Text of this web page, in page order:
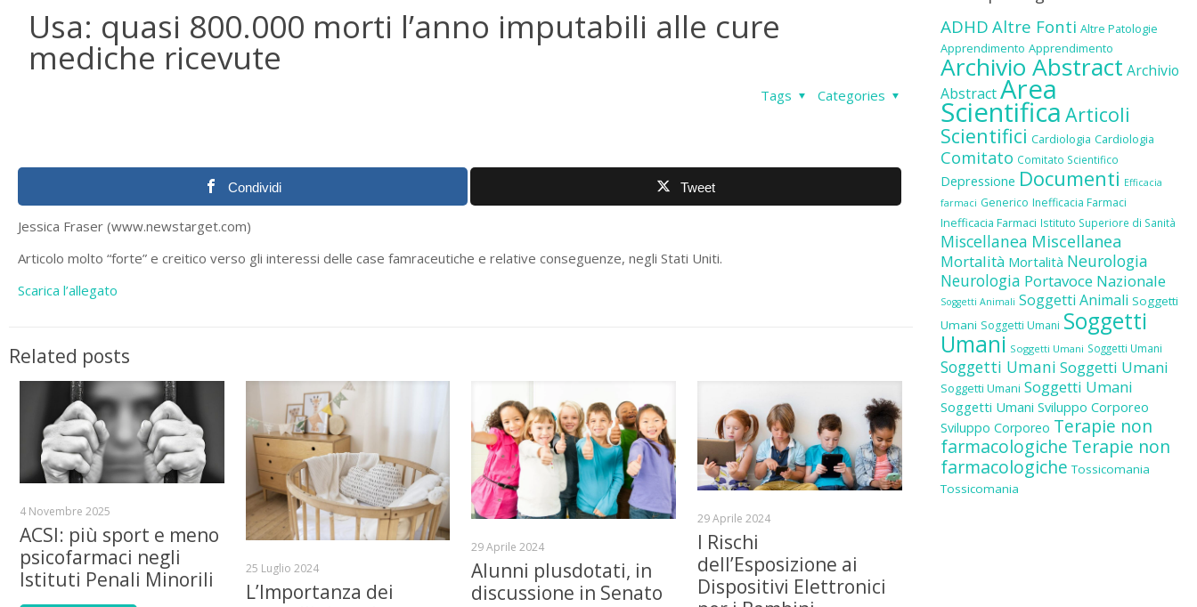
Usa: quasi 800.000 morti l’anno imputabili alle cure
mediche ricevute
Categories
Tags
Condividi Tweet
Jessica Fraser (www.newstarget.com)
Articolo molto “forte” e creitico verso gli interessi delle case famraceutiche e relative conseguenze, negli Stati Uniti.
Scarica l’allegato
Related posts
4 Novembre 2025
ACSI: più sport e meno
psicofarmaci negli
Istituti Penali Minorili
25 Luglio 2024
L’Importanza dei
29 Aprile 2024
Alunni plusdotati, in
discussione in Senato
29 Aprile 2024
I Rischi
dell’Esposizione ai
Dispositivi Elettronici
ADHD Altre Fonti Altre Patologie
Apprendimento Apprendimento
Archivio Abstract Archivio
AbstractArea
Scientifica Articoli
Scientifici Cardiologia Cardiologia
Comitato Comitato Scientifico
Depressione Documenti Efficacia
farmaci Generico Inefficacia Farmaci
Inefficacia Farmaci Istituto Superiore di Sanità
Miscellanea Miscellanea
Mortalità Mortalità Neurologia
Neurologia Portavoce Nazionale
Soggetti Animali Soggetti Animali Soggetti
Umani Soggetti Umani Soggetti
Umani Soggetti Umani Soggetti Umani
Soggetti Umani Soggetti Umani
Soggetti Umani Soggetti Umani
Soggetti Umani Sviluppo Corporeo
Sviluppo Corporeo Terapie non
farmacologiche Terapie non
farmacologiche Tossicomania
Tossicomania